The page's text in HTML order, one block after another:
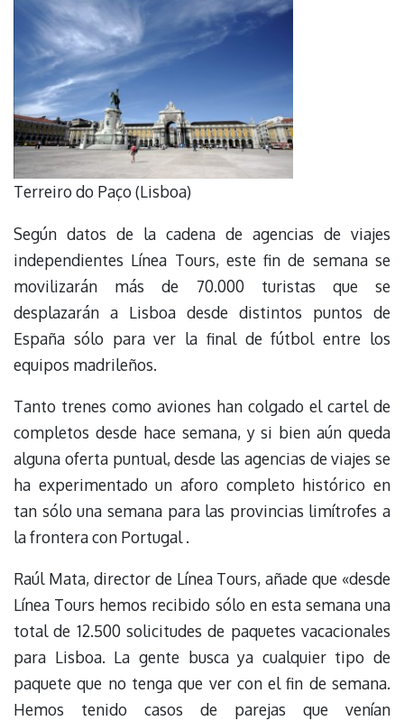
Terreiro do Paço (Lisboa)
Según datos de la cadena de agencias de viajes
independientes Línea Tours, este fin de semana se
movilizarán más de 70.000 turistas que se
desplazarán a Lisboa desde distintos puntos de
España sólo para ver la final de fútbol entre los
equipos madrileños.
Tanto trenes como aviones han colgado el cartel de
completos desde hace semana, y si bien aún queda
alguna oferta puntual, desde las agencias de viajes se
ha experimentado un aforo completo histórico en
tan sólo una semana para las provincias limítrofes a
la frontera con Portugal .
Raúl Mata, director de Línea Tours, añade que «desde
Línea Tours hemos recibido sólo en esta semana una
total de 12.500 solicitudes de paquetes vacacionales
para Lisboa. La gente busca ya cualquier tipo de
paquete que no tenga que ver con el fin de semana.
Hemos tenido casos de parejas que venían